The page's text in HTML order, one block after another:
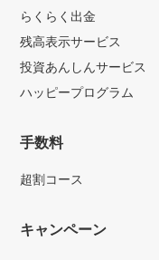
らくらく出金
残高表示サービス
投資あんしんサービス
ハッピープログラム
手数料
超割コース
キャンペーン